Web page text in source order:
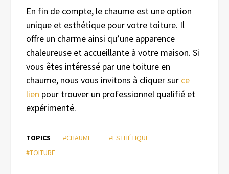
En fin de compte, le chaume est une option
unique et esthétique pour votre toiture. Il
offre un charme ainsi qu’une apparence
chaleureuse et accueillante à votre maison. Si
vous êtes intéressé par une toiture en
chaume, nous vous invitons à cliquer sur ce
lien pour trouver un professionnel qualifié et
expérimenté.
TOPICS #CHAUME
#ESTHÉTIQUE
#TOITURE